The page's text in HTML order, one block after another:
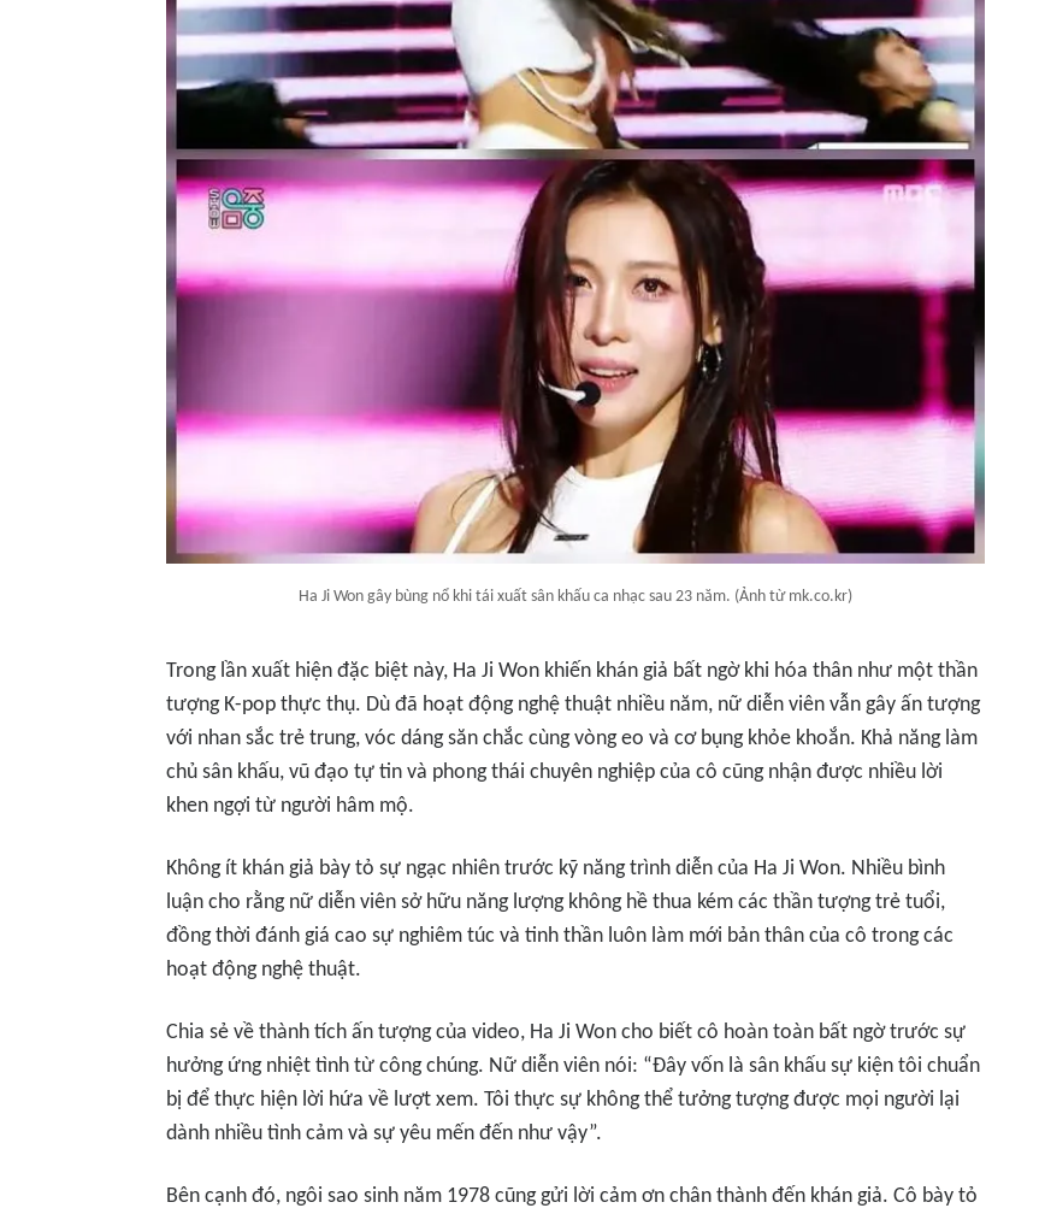
Ha Ji Won gây bùng nổ khi tái xuất sân khấu ca nhạc sau 23 năm. (Ảnh từ mk.co.kr)
Trong lần xuất hiện đặc biệt này, Ha Ji Won khiến khán giả bất ngờ khi hóa thân như một thần
tượng K-pop thực thụ. Dù đã hoạt động nghệ thuật nhiều năm, nữ diễn viên vẫn gây ấn tượng
với nhan sắc trẻ trung, vóc dáng săn chắc cùng vòng eo và cơ bụng khỏe khoắn. Khả năng làm
chủ sân khấu, vũ đạo tự tin và phong thái chuyên nghiệp của cô cũng nhận được nhiều lời
khen ngợi từ người hâm mộ.
Không ít khán giả bày tỏ sự ngạc nhiên trước kỹ năng trình diễn của Ha Ji Won. Nhiều bình
luận cho rằng nữ diễn viên sở hữu năng lượng không hề thua kém các thần tượng trẻ tuổi,
đồng thời đánh giá cao sự nghiêm túc và tinh thần luôn làm mới bản thân của cô trong các
hoạt động nghệ thuật.
Chia sẻ về thành tích ấn tượng của video, Ha Ji Won cho biết cô hoàn toàn bất ngờ trước sự
hưởng ứng nhiệt tình từ công chúng. Nữ diễn viên nói: “Đây vốn là sân khấu sự kiện tôi chuẩn
bị để thực hiện lời hứa về lượt xem. Tôi thực sự không thể tưởng tượng được mọi người lại
dành nhiều tình cảm và sự yêu mến đến như vậy”.
Bên cạnh đó, ngôi sao sinh năm 1978 cũng gửi lời cảm ơn chân thành đến khán giả. Cô bày tỏ